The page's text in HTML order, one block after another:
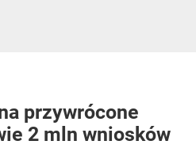
przywrócone
2 mln wniosków